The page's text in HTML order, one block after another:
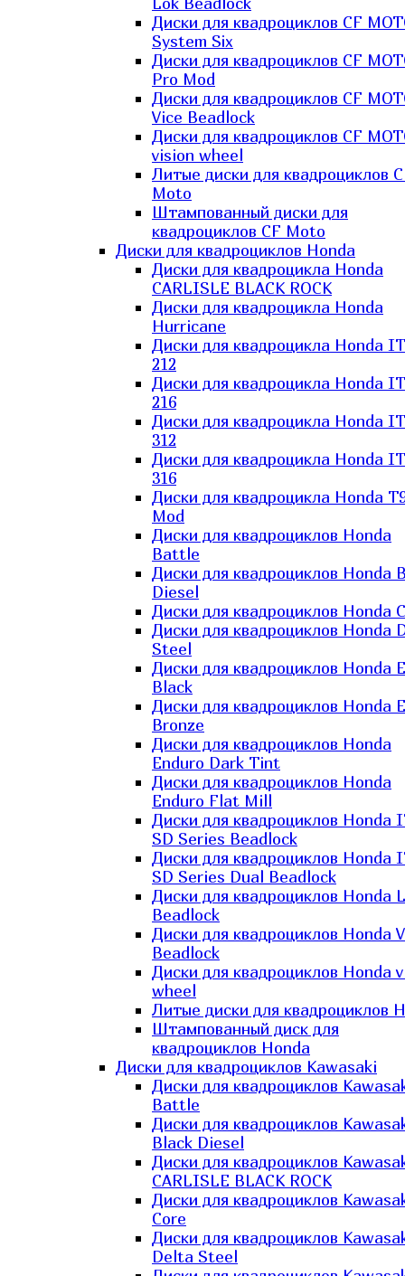
Диски для квадроциклов CF
System Six
Диски для квадроциклов CF
Pro Mod
Диски для квадроциклов CF
Vice Beadlock
Диски для квадроциклов CF
vision wheel
Литые диски для квадроциклов
Moto
Штампованный диски для
квадроциклов CF Moto
Диски для квадроциклов Honda
Диски для квадроцикла Honda
CARLISLE BLACK ROCK
Диски для квадроцикла Honda
Hurricane
Диски для квадроцикла Honda
212
Диски для квадроцикла Honda
216
Диски для квадроцикла Honda
312
Диски для квадроцикла Honda
316
Диски для квадроцикла Honda
Mod
Диски для квадроциклов Honda
Battle
Диски для квадроциклов Honda
Diesel
Диски для квадроциклов Honda
Диски для квадроциклов Honda
Steel
Диски для квадроциклов Honda
Black
Диски для квадроциклов Honda
Bronze
Диски для квадроциклов Honda
Enduro Dark Tint
Диски для квадроциклов Honda
Enduro Flat Mill
Диски для квадроциклов Honda
SD Series Beadlock
Диски для квадроциклов Honda
SD Series Dual Beadlock
Диски для квадроциклов Honda
Beadlock
Диски для квадроциклов Honda
Beadlock
Диски для квадроциклов Honda
wheel
Литые диски для квадроциклов
Штампованный диск для
квадроциклов Honda
Диски для квадроциклов Kawasaki
Диски для квадроциклов
Battle
Диски для квадроциклов
Black Diesel
Диски для квадроциклов
CARLISLE BLACK ROCK
Диски для квадроциклов
Core
Диски для квадроциклов
Delta Steel